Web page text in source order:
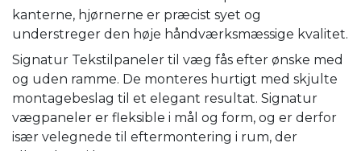
kanterne, hjørnerne er præcist syet og
understreger den høje håndværksmæssige kvalitet.
Signatur Tekstilpaneler til væg fås efter ønske med
og uden ramme. De monteres hurtigt med skjulte
montagebeslag til et elegant resultat. Signatur
vægpaneler er fleksible i mål og form, og er derfor
især velegnede til eftermontering i rum, der